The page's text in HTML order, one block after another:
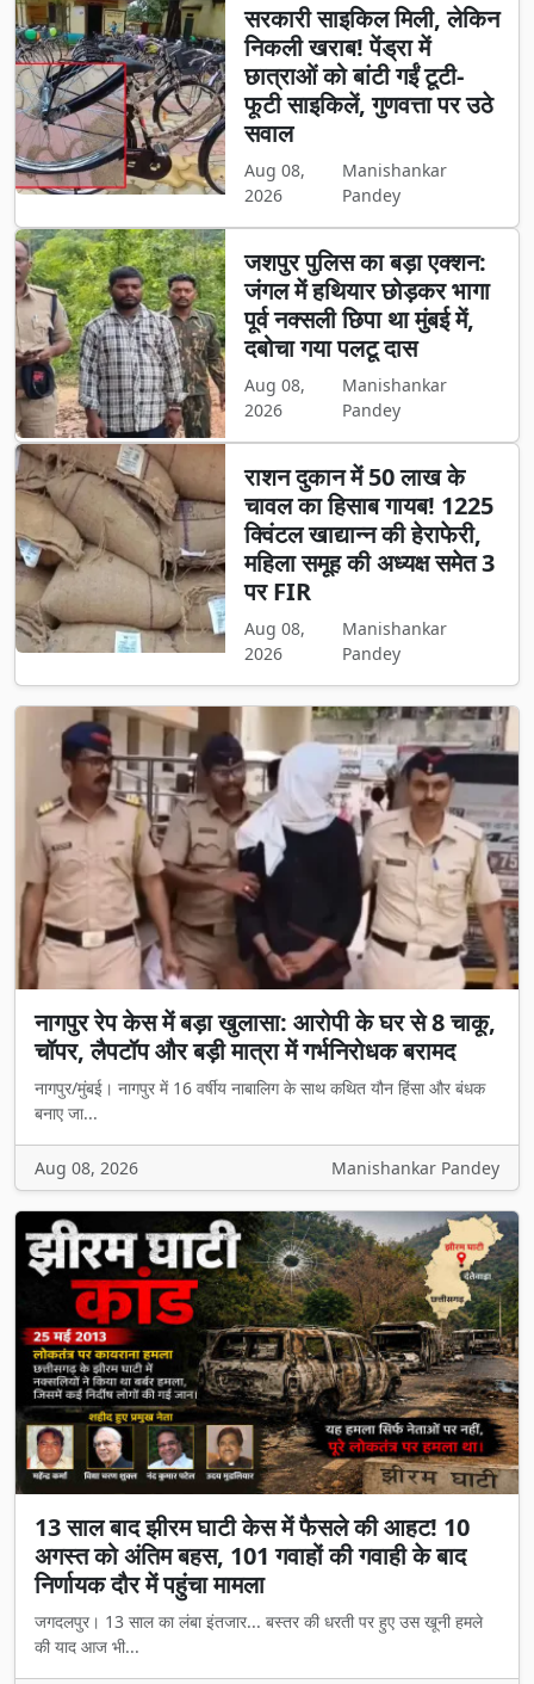
सरकारी साइकिल मिली, लेकिन
निकली खराब! पेंड्रा में
छात्राओं को बांटी गईं टूटी-
फूटी साइकिलें, गुणवत्ता पर उठे
सवाल
Aug 08,
2026
Manishankar
Pandey
जशपुर पुलिस का बड़ा एक्शन:
जंगल में हथियार छोड़कर भागा
पूर्व नक्सली छिपा था मुंबई में,
दबोचा गया पलटू दास
Aug 08,
2026
Manishankar
Pandey
राशन दुकान में 50 लाख के
चावल का हिसाब गायब! 1225
क्विंटल खाद्यान्न की हेराफेरी,
महिला समूह की अध्यक्ष समेत 3
पर FIR
Aug 08,
2026
Manishankar
Pandey
नागपुर रेप केस में बड़ा खुलासा: आरोपी के घर से 8 चाकू,
चॉपर, लैपटॉप और बड़ी मात्रा में गर्भनिरोधक बरामद
नागपुर/मुंबई। नागपुर में 16 वर्षीय नाबालिग के साथ कथित यौन हिंसा और बंधक
बनाए जा...
Aug 08, 2026 Manishankar Pandey
13 साल बाद झीरम घाटी केस में फैसले की आहट! 10
अगस्त को अंतिम बहस, 101 गवाहों की गवाही के बाद
निर्णायक दौर में पहुंचा मामला
जगदलपुर। 13 साल का लंबा इंतजार... बस्तर की धरती पर हुए उस खूनी हमले
की याद आज भी...